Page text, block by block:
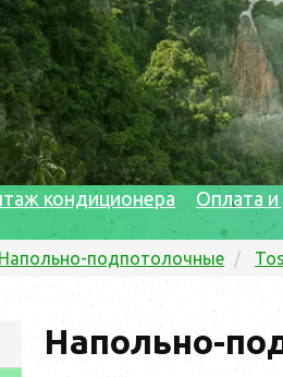
кондиционера Оплата и
Напольно-подпотолочные
Напольно-